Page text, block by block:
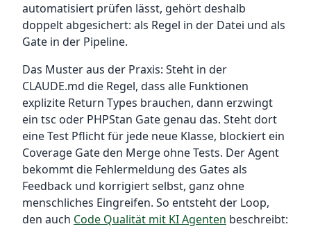
automatisiert prüfen lässt, gehört deshalb
doppelt abgesichert: als Regel in der Datei und als
Gate in der Pipeline.
Das Muster aus der Praxis: Steht in der
CLAUDE.md die Regel, dass alle Funktionen
explizite Return Types brauchen, dann erzwingt
ein tsc oder PHPStan Gate genau das. Steht dort
eine Test Pflicht für jede neue Klasse, blockiert ein
Coverage Gate den Merge ohne Tests. Der Agent
bekommt die Fehlermeldung des Gates als
Feedback und korrigiert selbst, ganz ohne
menschliches Eingreifen. So entsteht der Loop,
den auch Code Qualität mit KI Agenten beschreibt: